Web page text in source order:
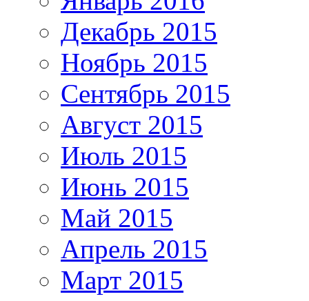
Декабрь 2015
Ноябрь 2015
Сентябрь 2015
Август 2015
Июль 2015
Июнь 2015
Май 2015
Апрель 2015
Март 2015